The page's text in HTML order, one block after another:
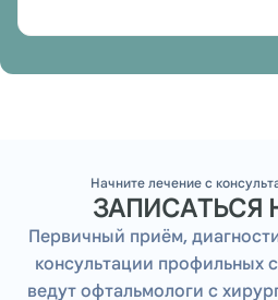
Начните лечение с
ЗАПИСАТЬСЯ
Первичный приём,
консультации профильных
ведут офтальмологи с